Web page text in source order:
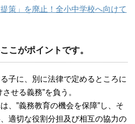
策」を廃止！全小中学校へ向けて
こがポイントです。
子に、別に法律で定めるところに
せる義務”を負う。
、”義務教育の機会を保障”し、そ
適切な役割分担及び相互の協力の